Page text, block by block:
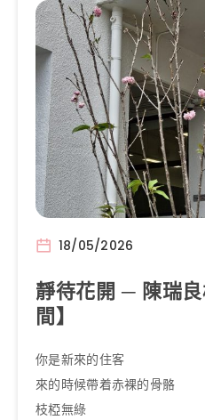
18/05/2026
靜待花開 ─ 陳瑞
間】
你是新來的住客
來的時候帶着赤裸的骨骼
枝椏無綠